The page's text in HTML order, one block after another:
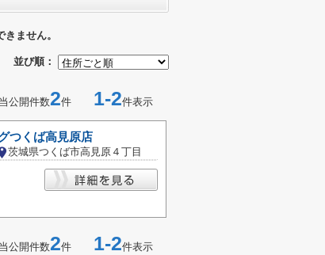
ません。
並び順：
公開件数2件 1-2件表示
つくば高見原店
茨城県つくば市高見原４丁目
公開件数2件 1-2件表示